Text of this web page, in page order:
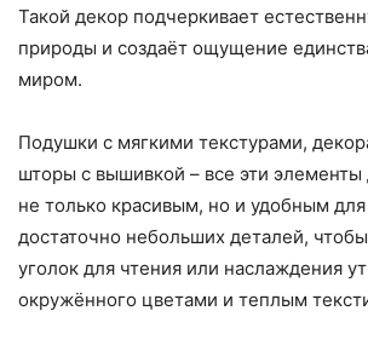
Такой декор подчеркивает
природы и создаёт ощущение
миром.
Подушки с мягкими текстурами,
шторы с вышивкой – все эти элементы
не только красивым, но и удобным
достаточно небольших деталей,
уголок для чтения или наслаждения
окружённого цветами и теплым